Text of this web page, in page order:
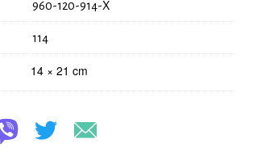
14 × 21 cm
960-120-914-Χ
114